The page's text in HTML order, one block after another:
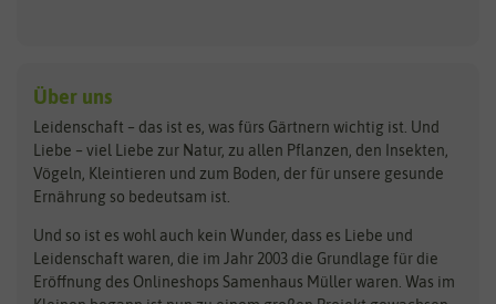
Kräutersamen
Obstsamen
Pilzbrut
Rasensamen
Steckzwiebeln
Zimmer & Kübelpflanzen
Kataloge
Schnäppchen
Benary
Bingenheimer Saatgut
BioBalu
Bionana
BIOWOL
Blumicorn
Dürr-Samen
elho
Feldsaaten Freudenberger
Fertil
Über uns
Leidenschaft – das ist es, was fürs Gärtnern wichtig ist. Und
Liebe – viel Liebe zur Natur, zu allen Pflanzen, den Insekten,
Vögeln, Kleintieren und zum Boden, der für unsere gesunde
Ernährung so bedeutsam ist.
Und so ist es wohl auch kein Wunder, dass es Liebe und
Leidenschaft waren, die im Jahr 2003 die Grundlage für die
Eröffnung des Onlineshops Samenhaus Müller waren. Was im